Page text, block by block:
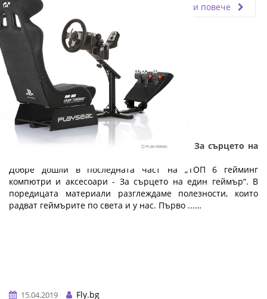
Прочети повече
ТОП 6 гейминг компютри и аксесоари - За сърцето на
Добре дошли в последната част на „ТОП 6 гейминг
компютри и аксесоари - За сърцето на един геймър“. В
поредицата материали разглеждаме полезности, които
радват геймърите по света и у нас. Първо ...…
15.04.2019
Fly.bg